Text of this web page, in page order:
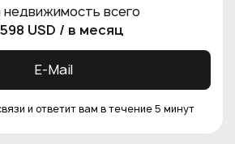
всего
USD / в месяц
E-Mail
и ответит вам в течение 5 минут